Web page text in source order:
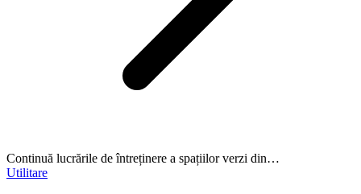
Continuă lucrările de întreținere a spațiilor verzi din…
Utilitare